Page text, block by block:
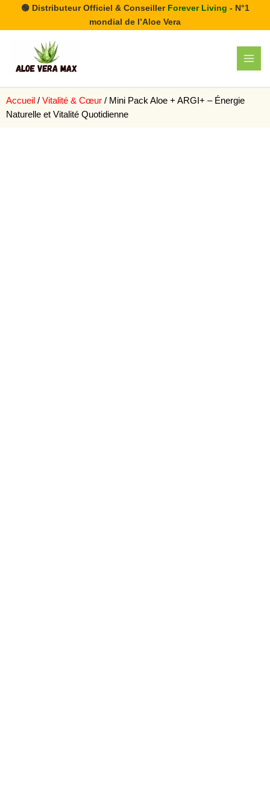
🟢 Distributeur Officiel & Conseiller Forever Living - N°1
mondial de l’Aloe Vera
Accueil / Vitalité & Cœur / Mini Pack Aloe + ARGI+ – Énergie
Naturelle et Vitalité Quotidienne